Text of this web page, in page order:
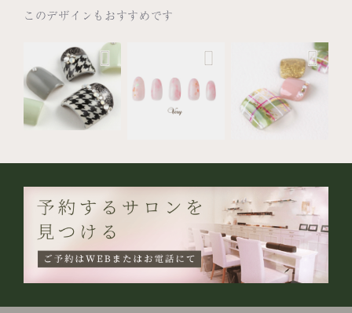
このデザインもおすすめです